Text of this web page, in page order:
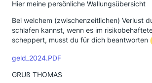
Hier meine persönliche Wallungsübersicht
Bei welchem (zwischenzeitlichen) Verlust
schlafen kannst, wenn es im
scheppert, musst du für dich beantworten
geld_2024.PDF
GRUß THOMAS